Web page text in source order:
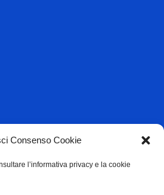
Consenso Cookie
l’informativa privacy e la cookie